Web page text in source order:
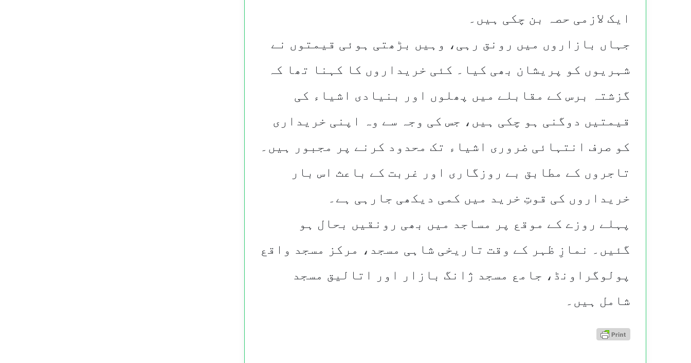
ایک لازمی حصہ بن چکی ہیں۔
جہاں بازاروں میں رونق رہی، وہیں بڑھتی ہوئی قیمتوں نے
شہریوں کو پریشان بھی کیا۔ کئی خریداروں کا کہنا تھا کہ
گزشتہ برس کے مقابلے میں پھلوں اور بنیادی اشیاء کی
قیمتیں دوگنی ہو چکی ہیں، جس کی وجہ سے وہ اپنی خریداری
کو صرف انتہائی ضروری اشیاء تک محدود کرنے پر مجبور ہیں۔
تاجروں کے مطابق بے روزگاری اور غربت کے باعث اس بار
خریداروں کی قوتِ خرید میں کمی دیکھی جارہی ہے۔
پہلے روزے کے موقع پر مساجد میں بھی رونقیں بحال ہو
گئیں۔ نمازِ ظہر کے وقت تاریخی شاہی مسجد، مرکز مسجد واقع
پولوگراونڈ، جامع مسجد ژانگ بازار اور اتالیق مسجد
شامل ہیں۔